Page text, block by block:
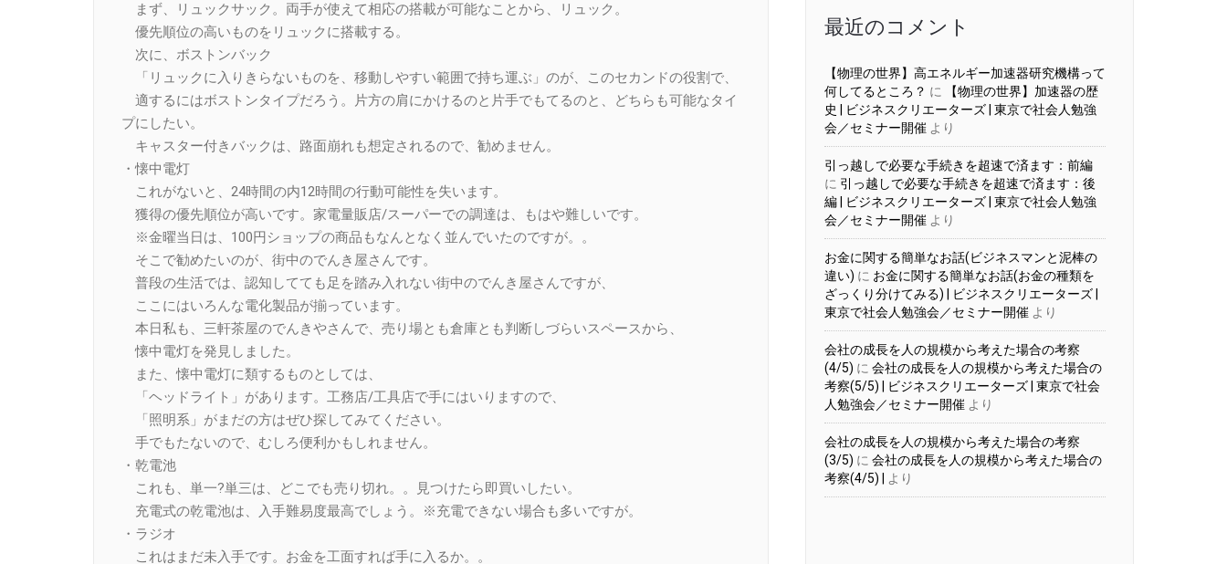
まず、リュックサック。両手が使えて相応の搭載が可能なことから、リュック。
優先順位の高いものをリュックに搭載する。
次に、ボストンバック
「リュックに入りきらないものを、移動しやすい範囲で持ち運ぶ」のが、このセカンドの役割で、
適するにはボストンタイプだろう。片方の肩にかけるのと片手でもてるのと、どちらも可能なタイ
プにしたい。
キャスター付きバックは、路面崩れも想定されるので、勧めません。
・懐中電灯
これがないと、24時間の内12時間の行動可能性を失います。
獲得の優先順位が高いです。家電量販店/スーパーでの調達は、もはや難しいです。
※金曜当日は、100円ショップの商品もなんとなく並んでいたのですが。。
そこで勧めたいのが、街中のでんき屋さんです。
普段の生活では、認知してても足を踏み入れない街中のでんき屋さんですが、
ここにはいろんな電化製品が揃っています。
本日私も、三軒茶屋のでんきやさんで、売り場とも倉庫とも判断しづらいスペースから、
懐中電灯を発見しました。
また、懐中電灯に類するものとしては、
「ヘッドライト」があります。工務店/工具店で手にはいりますので、
「照明系」がまだの方はぜひ探してみてください。
手でもたないので、むしろ便利かもしれません。
・乾電池
これも、単一?単三は、どこでも売り切れ。。見つけたら即買いしたい。
充電式の乾電池は、入手難易度最高でしょう。※充電できない場合も多いですが。
・ラジオ
これはまだ未入手です。お金を工面すれば手に入るか。。
最近のコメント
【物理の世界】高エネルギー加速器研究機構って
何してるところ？ に
【物理の世界】加速器の歴
史 | ビジネスクリエーターズ | 東京で社会人勉強
会／セミナー開催 より
引っ越しで必要な手続きを超速で済ます：前編
に 引っ越しで必要な手続きを超速で済ます：後
編 | ビジネスクリエーターズ | 東京で社会人勉強
会／セミナー開催 より
お金に関する簡単なお話(ビジネスマンと泥棒の
違い) に お金に関する簡単なお話(お金の種類を
ざっくり分けてみる) | ビジネスクリエーターズ |
東京で社会人勉強会／セミナー開催 より
会社の成長を人の規模から考えた場合の考察
(4/5) に 会社の成長を人の規模から考えた場合の
考察(5/5) | ビジネスクリエーターズ | 東京で社会
人勉強会／セミナー開催 より
会社の成長を人の規模から考えた場合の考察
(3/5) に 会社の成長を人の規模から考えた場合の
考察(4/5) |
より